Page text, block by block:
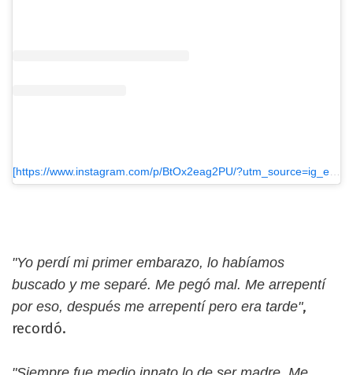
"Yo perdí mi primer embarazo, lo habíamos
buscado y me separé. Me pegó mal. Me arrepentí
por eso, después me arrepentí pero era tarde",
recordó.